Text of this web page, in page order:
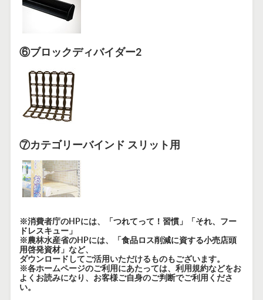
⑥ブロックディバイダー2
⑦カテゴリーバインド スリット用
※消費者庁のHPには、「つれてって！習慣」「それ、フー
ドレスキュー」
※農林水産省のHPには、「食品ロス削減に資する小売店頭
用啓発資材」など、
ダウンロードしてご活用いただけるものもございます。
※各ホームページのご利用にあたっては、利用規約などをお
よくお読みになり、お客様ご自身のご判断でご利用くださ
い。